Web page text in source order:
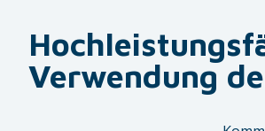
Verwendung